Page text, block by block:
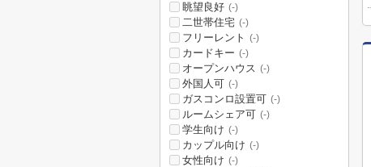
眺望良好 (-)
二世帯住宅 (-)
フリーレント (-)
カードキー (-)
オープンハウス (-)
外国人可 (-)
ガスコンロ設置可 (-)
ルームシェア可 (-)
学生向け (-)
カップル向け (-)
女性向け (-)